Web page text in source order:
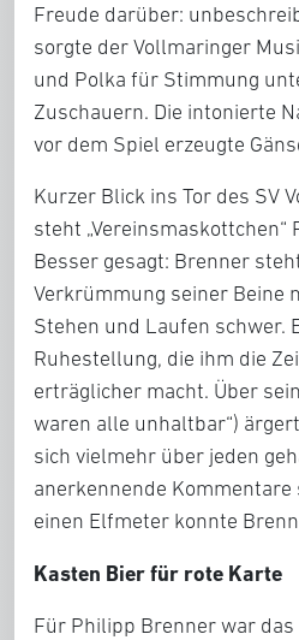
Freude darüber:
sorgte der Vollmaringer
und Polka für Stimmung
Zuschauern. Die intonierte
vor dem Spiel erzeugte
Kurzer Blick ins Tor des SV
steht „Vereinsmaskottchen“
Besser gesagt: Brenner
Verkrümmung seiner Beine
Stehen und Laufen schwer.
Ruhestellung, die ihm die
erträglicher macht. Über
waren alle unhaltbar“)
sich vielmehr über jeden
anerkennende Kommentare
einen Elfmeter konnte
Kasten Bier für rote Karte
Für Philipp Brenner war